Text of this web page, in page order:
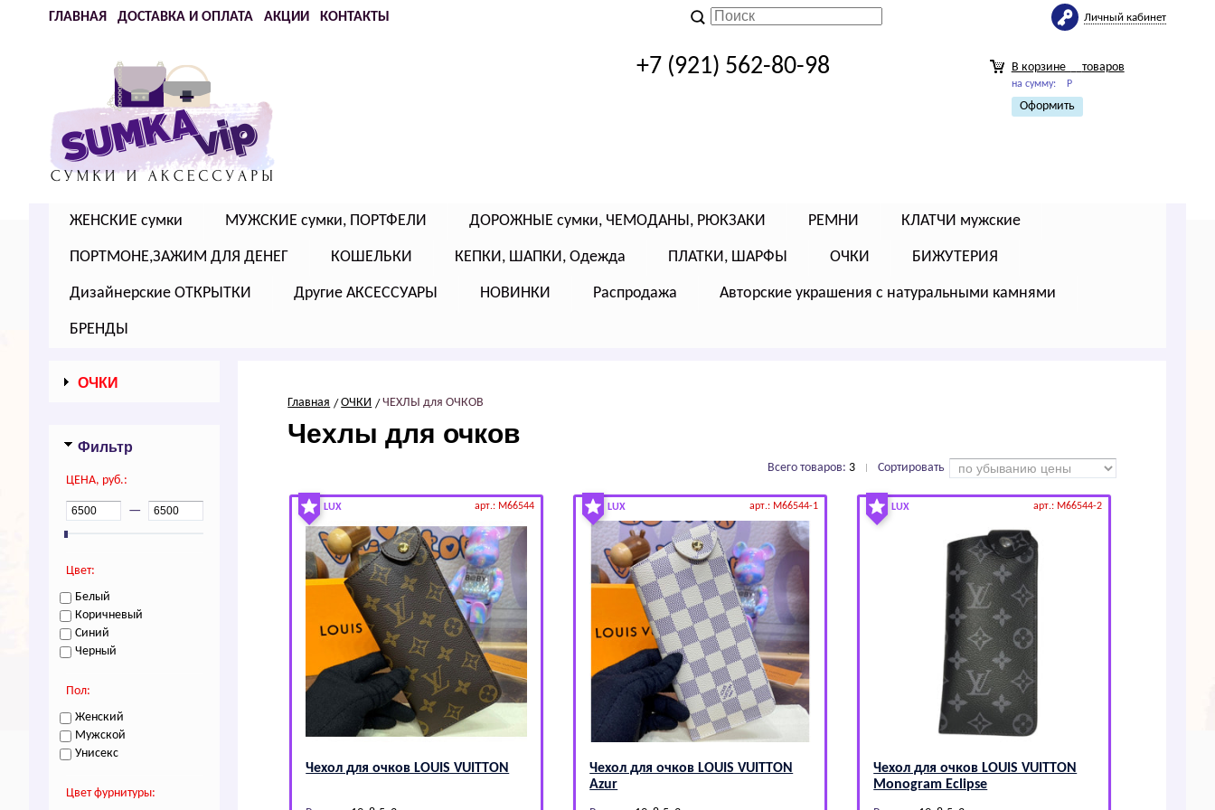
ГЛАВНАЯ ДОСТАВКА И ОПЛАТА АКЦИИ КОНТАКТЫ Личный кабинет
+7 (921) 562-80-98 В корзине товаров
на сумму: Р
Оформить
ЖЕНСКИЕ сумки МУЖСКИЕ сумки, ПОРТФЕЛИ ДОРОЖНЫЕ сумки, ЧЕМОДАНЫ, РЮКЗАКИ РЕМНИ КЛАТЧИ мужские
ПОРТМОНЕ,ЗАЖИМ ДЛЯ ДЕНЕГ КОШЕЛЬКИ КЕПКИ, ШАПКИ, Одежда ПЛАТКИ, ШАРФЫ ОЧКИ БИЖУТЕРИЯ
Дизайнерские ОТКРЫТКИ Другие АКСЕССУАРЫ НОВИНКИ Распродажа Авторские украшения с натуральными камнями
БРЕНДЫ
ОЧКИ
Фильтр
ЦEHA, руб.:
—
Цвет:
Белый
Коричневый
Синий
Черный
Пол:
Женский
Мужской
Унисекс
Цвет фурнитуры:
Главная ОЧКИ ЧЕХЛЫ для ОЧКОВ
Чехлы для очков
Всего товаров: 3 Сортировать
LUX арт.: M66544
Чехол для очков LОUIS VUIТТОN
LUX арт.: M66544-1
Чехол для очков LОUIS VUIТТОN
Azur
LUX арт.: M66544-2
Чехол для очков LОUIS VUIТТОN
Моnоgrаm Есlipsе